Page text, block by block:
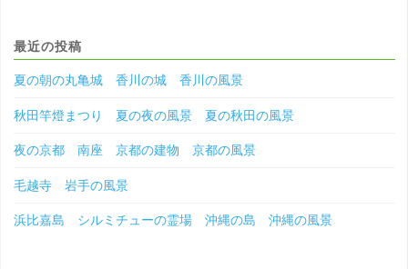
最近の投稿
夏の朝の丸亀城 香川の城 香川の風景
秋田竿燈まつり 夏の夜の風景 夏の秋田の風景
夜の京都 南座 京都の建物 京都の風景
毛越寺 岩手の風景
浜比嘉島 シルミチューの霊場 沖縄の島 沖縄の風景